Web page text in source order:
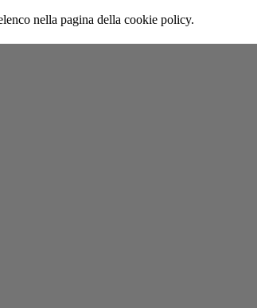
nella pagina della cookie policy.